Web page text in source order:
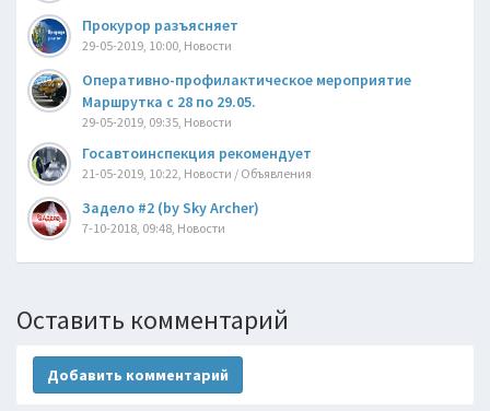
Прокурор разъясняет
29-05-2019, 10:00, Новости
Оперативно-профилактическое мероприятие
Маршрутка с 28 по 29.05.
29-05-2019, 09:35, Новости
Госавтоинспекция рекомендует
21-05-2019, 10:22, Новости / Объявления
Задело #2 (by Sky Archer)
7-10-2018, 09:48, Новости
Оставить комментарий
Добавить комментарий